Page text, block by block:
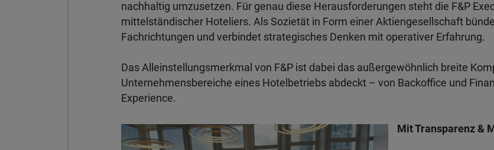
nachhaltig umzusetzen. Für genau diese Herausforderungen steht die F&P
mittelständischer Hoteliers. Als Sozietät in Form einer Aktiengesellschaft
Fachrichtungen und verbindet strategisches Denken mit operativer Erfahrung.
Das Alleinstellungsmerkmal von F&P ist dabei das außergewöhnlich breite
Unternehmensbereiche eines Hotelbetriebs abdeckt – von Backoffice und
Experience.
Mit Transparenz &